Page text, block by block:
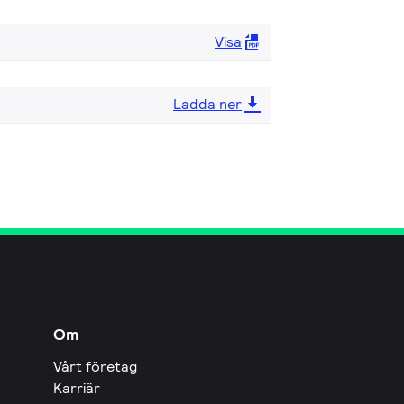
Visa
Ladda ner
Om
Vårt företag
Karriär